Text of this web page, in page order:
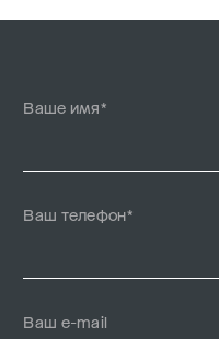
Ваше имя*
Ваш телефон*
Ваш e-mail